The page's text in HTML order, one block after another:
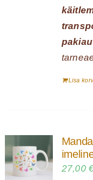
Lisa
27,00